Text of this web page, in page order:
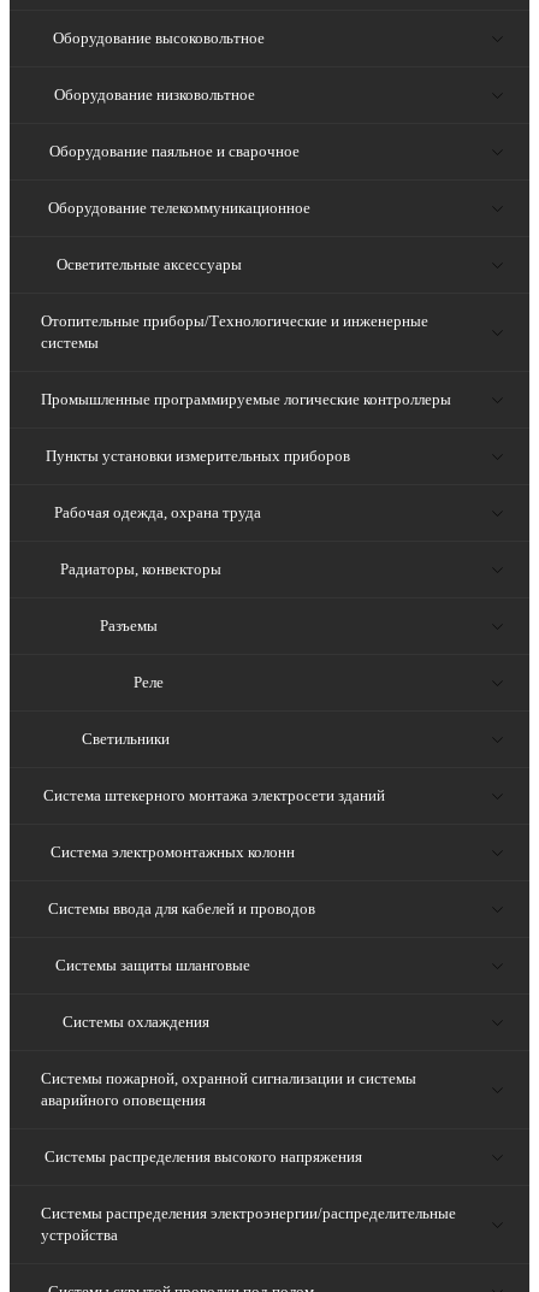
Оборудование высоковольтное
Оборудование низковольтное
Оборудование паяльное и сварочное
Оборудование телекоммуникационное
Осветительные аксессуары
Отопительные приборы/Технологические и инженерные
системы
Промышленные программируемые логические контроллеры
Пункты установки измерительных приборов
Рабочая одежда, охрана труда
Радиаторы, конвекторы
Разъемы
Реле
Светильники
Система штекерного монтажа электросети зданий
Система электромонтажных колонн
Системы ввода для кабелей и проводов
Системы защиты шланговые
Системы охлаждения
Системы пожарной, охранной сигнализации и системы
аварийного оповещения
Системы распределения высокого напряжения
Системы распределения электроэнергии/распределительные
устройства